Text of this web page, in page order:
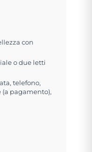
con
o due letti
telefono,
pagamento),